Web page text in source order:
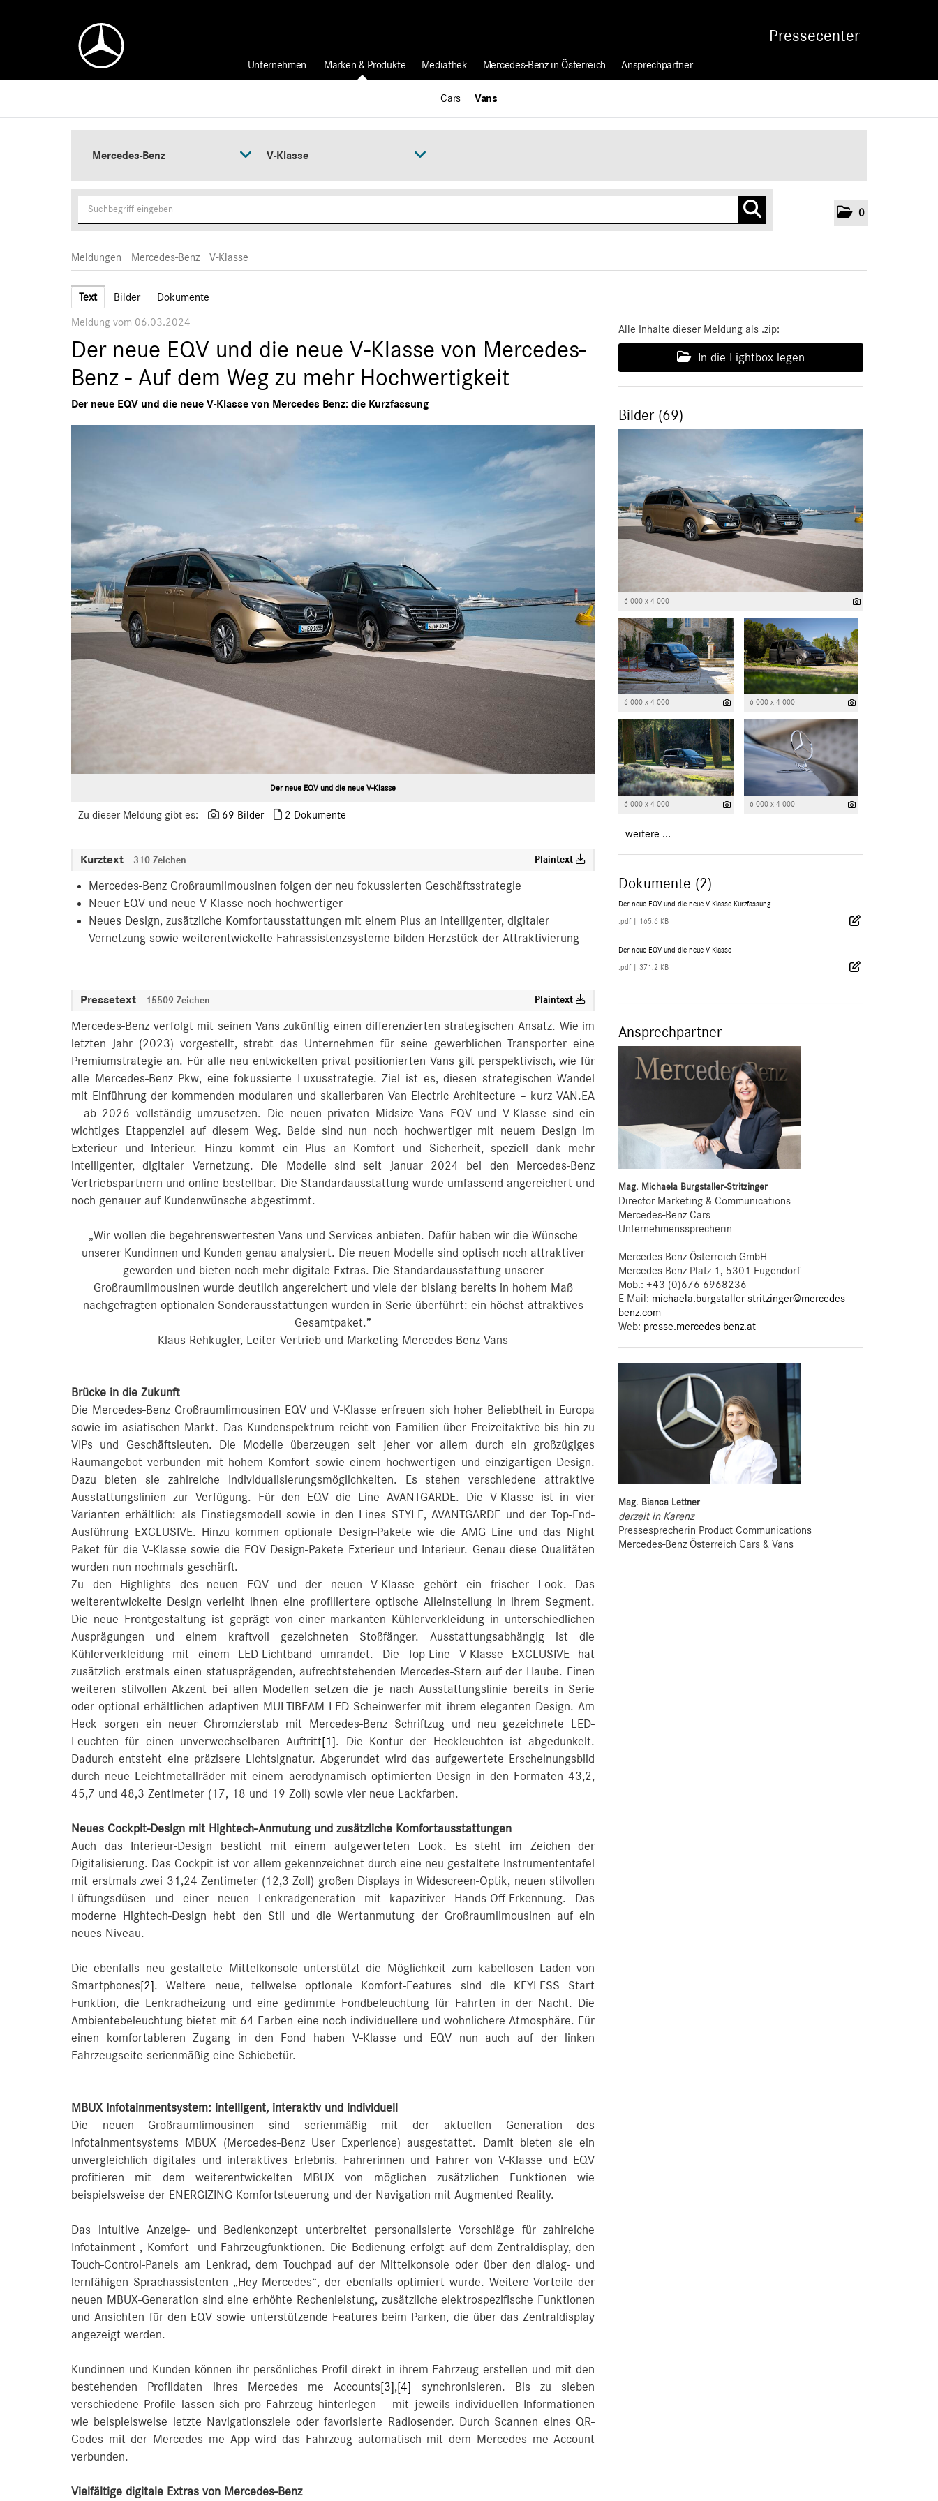
Pressecenter
0
Unternehmen Marken & Produkte
Cars Vans
Mercedes-Benz V-Klasse
Mediathek Mercedes-Benz in Österreich Ansprechpartner
Meldungen Mercedes-Benz V-Klasse
Text Bilder Dokumente
Meldung vom 06.03.2024
Der neue EQV und die neue V-Klasse von Mercedes-
Benz - Auf dem Weg zu mehr Hochwertigkeit
Der neue EQV und die neue V-Klasse von Mercedes Benz: die Kurzfassung
Der neue EQV und die neue V-Klasse
Zu dieser Meldung gibt es: 69 Bilder 2 Dokumente
Kurztext 310 Zeichen Plaintext
Mercedes-Benz Großraumlimousinen folgen der neu fokussierten Geschäftsstrategie
Neuer EQV und neue V-Klasse noch hochwertiger
Neues Design, zusätzliche Komfortausstattungen mit einem Plus an intelligenter, digitaler
Vernetzung sowie weiterentwickelte Fahrassistenzsysteme bilden Herzstück der Attraktivierung
Pressetext 15509 Zeichen Plaintext
Mercedes-Benz verfolgt mit seinen Vans zukünftig einen differenzierten strategischen Ansatz. Wie im
letzten Jahr (2023) vorgestellt, strebt das Unternehmen für seine gewerblichen Transporter eine
Premiumstrategie an. Für alle neu entwickelten privat positionierten Vans gilt perspektivisch, wie für
alle Mercedes‑Benz Pkw, eine fokussierte Luxusstrategie. Ziel ist es, diesen strategischen Wandel
mit Einführung der kommenden modularen und skalierbaren Van Electric Architecture – kurz VAN.EA
– ab 2026 vollständig umzusetzen. Die neuen privaten Midsize Vans EQV und V‑Klasse sind ein
wichtiges Etappenziel auf diesem Weg. Beide sind nun noch hochwertiger mit neuem Design im
Exterieur und Interieur. Hinzu kommt ein Plus an Komfort und Sicherheit, speziell dank mehr
intelligenter, digitaler Vernetzung. Die Modelle sind seit Januar 2024 bei den Mercedes‑Benz
Vertriebspartnern und online bestellbar. Die Standardausstattung wurde umfassend angereichert und
noch genauer auf Kundenwünsche abgestimmt.
„Wir wollen die begehrenswertesten Vans und Services anbieten. Dafür haben wir die Wünsche
unserer Kundinnen und Kunden genau analysiert. Die neuen Modelle sind optisch noch attraktiver
geworden und bieten noch mehr digitale Extras. Die Standardausstattung unserer
Großraumlimousinen wurde deutlich angereichert und viele der bislang bereits in hohem Maß
nachgefragten optionalen Sonderausstattungen wurden in Serie überführt: ein höchst attraktives
Gesamtpaket.”
Klaus Rehkugler, Leiter Vertrieb und Marketing Mercedes-Benz Vans
Brücke in die Zukunft
Die Mercedes-Benz Großraumlimousinen EQV und V‑Klasse erfreuen sich hoher Beliebtheit in Europa
sowie im asiatischen Markt. Das Kundenspektrum reicht von Familien über Freizeitaktive bis hin zu
VIPs und Geschäftsleuten. Die Modelle überzeugen seit jeher vor allem durch ein großzügiges
Raumangebot verbunden mit hohem Komfort sowie einem hochwertigen und einzigartigen Design.
Dazu bieten sie zahlreiche Individualisierungsmöglichkeiten. Es stehen verschiedene attraktive
Ausstattungslinien zur Verfügung. Für den EQV die Line AVANTGARDE. Die V-Klasse ist in vier
Varianten erhältlich: als Einstiegsmodell sowie in den Lines STYLE, AVANTGARDE und der Top-End-
Ausführung EXCLUSIVE. Hinzu kommen optionale Design-Pakete wie die AMG Line und das Night
Paket für die V‑Klasse sowie die EQV Design-Pakete Exterieur und Interieur. Genau diese Qualitäten
wurden nun nochmals geschärft.
Zu den Highlights des neuen EQV und der neuen V-Klasse gehört ein frischer Look. Das
weiterentwickelte Design verleiht ihnen eine profiliertere optische Alleinstellung in ihrem Segment.
Die neue Frontgestaltung ist geprägt von einer markanten Kühlerverkleidung in unterschiedlichen
Ausprägungen und einem kraftvoll gezeichneten Stoßfänger. Ausstattungsabhängig ist die
Kühlerverkleidung mit einem LED-Lichtband umrandet. Die Top-Line V-Klasse EXCLUSIVE hat
zusätzlich erstmals einen statusprägenden, aufrechtstehenden Mercedes-Stern auf der Haube. Einen
weiteren stilvollen Akzent bei allen Modellen setzen die je nach Ausstattungslinie bereits in Serie
oder optional erhältlichen adaptiven MULTIBEAM LED Scheinwerfer mit ihrem eleganten Design. Am
Heck sorgen ein neuer Chromzierstab mit Mercedes-Benz Schriftzug und neu gezeichnete LED-
Leuchten für einen unverwechselbaren Auftritt[1]. Die Kontur der Heckleuchten ist abgedunkelt.
Dadurch entsteht eine präzisere Lichtsignatur. Abgerundet wird das aufgewertete Erscheinungsbild
durch neue Leichtmetallräder mit einem aerodynamisch optimierten Design in den Formaten 43,2,
45,7 und 48,3 Zentimeter (17, 18 und 19 Zoll) sowie vier neue Lackfarben.
Neues Cockpit-Design mit Hightech-Anmutung und zusätzliche Komfortausstattungen
Auch das Interieur-Design besticht mit einem aufgewerteten Look. Es steht im Zeichen der
Digitalisierung. Das Cockpit ist vor allem gekennzeichnet durch eine neu gestaltete Instrumententafel
mit erstmals zwei 31,24 Zentimeter (12,3 Zoll) großen Displays in Widescreen-Optik, neuen stilvollen
Lüftungsdüsen und einer neuen Lenkradgeneration mit kapazitiver Hands-Off-Erkennung. Das
moderne Hightech-Design hebt den Stil und die Wertanmutung der Großraumlimousinen auf ein
neues Niveau.
Die ebenfalls neu gestaltete Mittelkonsole unterstützt die Möglichkeit zum kabellosen Laden von
Smartphones[2]. Weitere neue, teilweise optionale Komfort-Features sind die KEYLESS Start
Funktion, die Lenkradheizung und eine gedimmte Fondbeleuchtung für Fahrten in der Nacht. Die
Ambientebeleuchtung bietet mit 64 Farben eine noch individuellere und wohnlichere Atmosphäre. Für
einen komfortableren Zugang in den Fond haben V‑Klasse und EQV nun auch auf der linken
Fahrzeugseite serienmäßig eine Schiebetür.
MBUX Infotainmentsystem: intelligent, interaktiv und individuell
Die neuen Großraumlimousinen sind serienmäßig mit der aktuellen Generation des
Infotainmentsystems MBUX (Mercedes‑Benz User Experience) ausgestattet. Damit bieten sie ein
unvergleichlich digitales und interaktives Erlebnis. Fahrerinnen und Fahrer von V-Klasse und EQV
profitieren mit dem weiterentwickelten MBUX von möglichen zusätzlichen Funktionen wie
beispielsweise der ENERGIZING Komfortsteuerung und der Navigation mit Augmented Reality.
Das intuitive Anzeige- und Bedienkonzept unterbreitet personalisierte Vorschläge für zahlreiche
Infotainment‑, Komfort- und Fahrzeugfunktionen. Die Bedienung erfolgt auf dem Zentraldisplay, den
Touch-Control-Panels am Lenkrad, dem Touchpad auf der Mittelkonsole oder über den dialog- und
lernfähigen Sprachassistenten „Hey Mercedes“, der ebenfalls optimiert wurde. Weitere Vorteile der
neuen MBUX-Generation sind eine erhöhte Rechenleistung, zusätzliche elektrospezifische Funktionen
und Ansichten für den EQV sowie unterstützende Features beim Parken, die über das Zentraldisplay
angezeigt werden.
Kundinnen und Kunden können ihr persönliches Profil direkt in ihrem Fahrzeug erstellen und mit den
bestehenden Profildaten ihres Mercedes me Accounts[3],[4]
synchronisieren. Bis zu sieben
verschiedene Profile lassen sich pro Fahrzeug hinterlegen – mit jeweils individuellen Informationen
wie beispielsweise letzte Navigationsziele oder favorisierte Radiosender. Durch Scannen eines QR-
Codes mit der Mercedes me App wird das Fahrzeug automatisch mit dem Mercedes me Account
verbunden.
Vielfältige digitale Extras von Mercedes-Benz
Alle Inhalte dieser Meldung als .zip:
In die Lightbox legen
Bilder (69)
6 000 x 4 000
6 000 x 4 000 6 000 x 4 000
6 000 x 4 000 6 000 x 4 000
weitere ...
Dokumente (2)
Der neue EQV und die neue V-Klasse Kurzfassung
.pdf 165,6 KB
Der neue EQV und die neue V-Klasse
.pdf |371,2 KB
Ansprechpartner
Mag. Michaela Burgstaller-Stritzinger
Director Marketing & Communications
Mercedes-Benz Cars
Unternehmenssprecherin
Mercedes-Benz Österreich GmbH
Mercedes-Benz Platz 1, 5301 Eugendorf
Mob.:+43 (0)676 6968236
E-Mail: michaela.burgstaller-stritzinger@mercedes-
benz.com
Web: presse.mercedes-benz.at
Mag. Bianca Lettner
derzeit in Karenz
Pressesprecherin Product Communications
Mercedes-Benz Österreich Cars & Vans